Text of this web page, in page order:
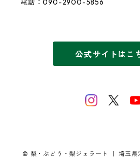
電話：090-2900-5856
公式サイトはこ
© 梨・ぶどう・梨ジェラート ｜ 埼玉県